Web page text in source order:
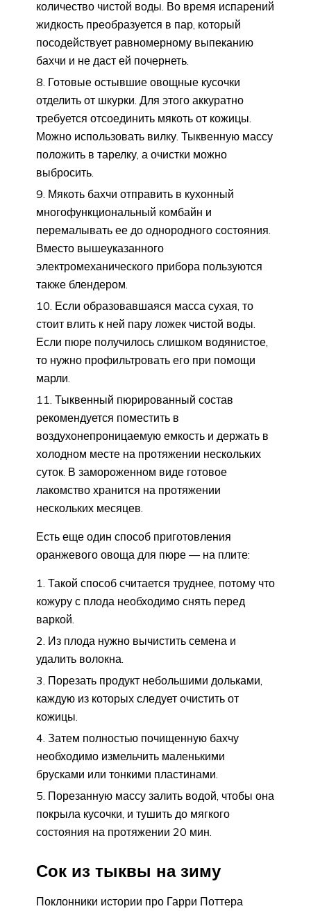
количество чистой воды. Во время испарений
жидкость преобразуется в пар, который
посодействует равномерному выпеканию
бахчи и не даст ей почернеть.
Готовые остывшие овощные кусочки
отделить от шкурки. Для этого аккуратно
требуется отсоединить мякоть от кожицы.
Можно использовать вилку. Тыквенную массу
положить в тарелку, а очистки можно
выбросить.
Мякоть бахчи отправить в кухонный
многофункциональный комбайн и
перемалывать ее до однородного состояния.
Вместо вышеуказанного
электромеханического прибора пользуются
также блендером.
Если образовавшаяся масса сухая, то
стоит влить к ней пару ложек чистой воды.
Если пюре получилось слишком водянистое,
то нужно профильтровать его при помощи
марли.
Тыквенный пюрированный состав
рекомендуется поместить в
воздухонепроницаемую емкость и держать в
холодном месте на протяжении нескольких
суток. В замороженном виде готовое
лакомство хранится на протяжении
нескольких месяцев.
Есть еще один способ приготовления
оранжевого овоща для пюре — на плите:
Такой способ считается труднее, потому что
кожуру с плода необходимо снять перед
варкой.
Из плода нужно вычистить семена и
удалить волокна.
Порезать продукт небольшими дольками,
каждую из которых следует очистить от
кожицы.
Затем полностью почищенную бахчу
необходимо измельчить маленькими
брусками или тонкими пластинами.
Порезанную массу залить водой, чтобы она
покрыла кусочки, и тушить до мягкого
состояния на протяжении 20 мин.
Сок из тыквы на зиму
Поклонники истории про Гарри Поттера